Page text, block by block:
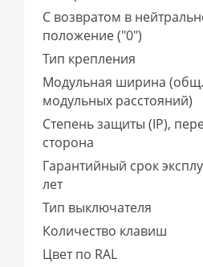
С возвратом в
положение ("0")
Тип крепления
Модульная ширина
модульных расстояний)
Степень защиты (IP),
сторона
Гарантийный срок
лет
Тип выключателя
Количество клавиш
Цвет по RAL